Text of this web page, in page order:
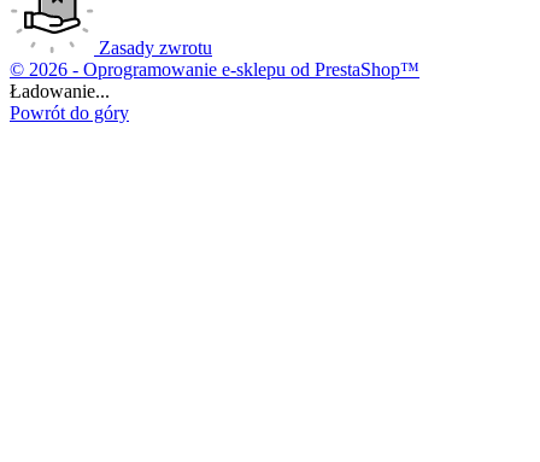
Zasady zwrotu
© 2026 - Oprogramowanie e-sklepu od PrestaShop™
Ładowanie...
Powrót do góry